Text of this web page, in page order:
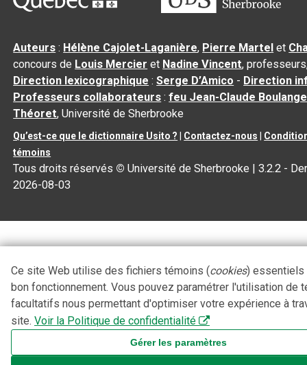
Auteurs : Hélène Cajolet-Laganière, Pierre Martel et
concours de Louis Mercier et Nadine Vincent,
Direction lexicographique :Serge D’Amico - Direction
Professeurs collaborateurs :feu Jean-Claude
Théoret, Université de Sherbrooke
Qu’est-ce que le dictionnaire Usito ? Contactez-nous
témoins
Tous droits réservés © Université de Sherbrooke |3.2.2 -
2026-08-03
Ce site Web utilise des fichiers témoins (cookies) essentiels
bon fonctionnement. Vous pouvez paramétrer l'utilisation de
facultatifs nous permettant d'optimiser votre expérience à
site. Voir la Politique de confidentialité
Gérer les paramètres